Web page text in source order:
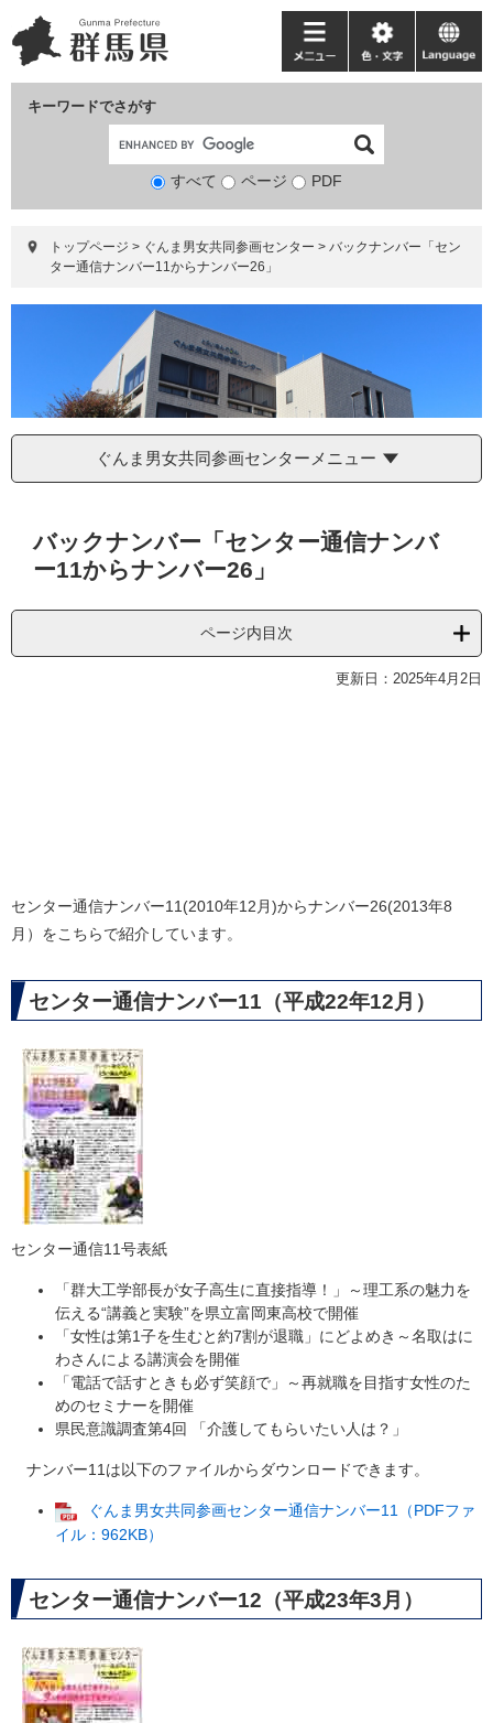
ー
ジ
ニ
ュ
て
キーワードでさがす
検
象
すべて ページ PDF
メ
ニ
ー
色・
文
language
トップページ > ぐんま男女共同参画センター > バックナンバー「セン
ター通信ナンバー11からナンバー26」
ぐんま男女共同参画センターメニュー
バックナンバー「センター通信ナンバ
ー11からナンバー26」
ページ内目次
更新日：2025年4月2日
センター通信ナンバー11(2010年12月)からナンバー26(2013年8
月）をこちらで紹介しています。
センター通信ナンバー11（平成22年12月）
センター通信11号表紙
「群大工学部長が女子高生に直接指導！」～理工系の魅力を
伝える“講義と実験”を県立富岡東高校で開催
「女性は第1子を生むと約7割が退職」にどよめき～名取はに
わさんによる講演会を開催
「電話で話すときも必ず笑顔で」～再就職を目指す女性のた
めのセミナーを開催
県民意識調査第4回 「介護してもらいたい人は？」
ナンバー11は以下のファイルからダウンロードできます。
ぐんま男女共同参画センター通信ナンバー11（PDFファ
イル：962KB）
センター通信ナンバー12（平成23年3月）